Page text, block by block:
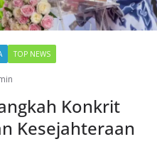
TOP NEWS
Konkrit
Kesejahteraan